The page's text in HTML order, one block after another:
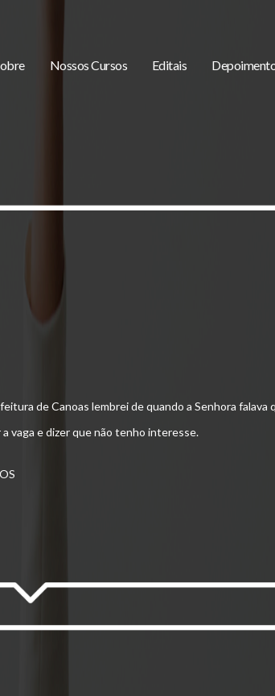
Nossos Cursos Editais
de Canoas lembrei de quando a Senhora falava
vaga e dizer que não tenho interesse.